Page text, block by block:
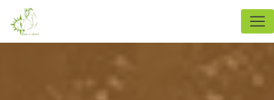
Panneau de gestion des cookies